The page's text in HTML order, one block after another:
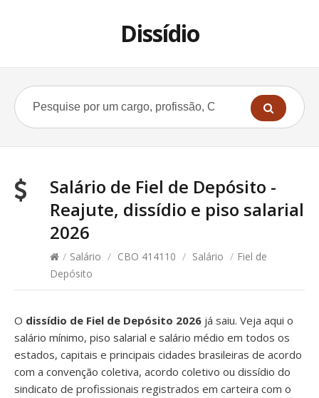
Dissídio
Salário de Fiel de Depósito -
Reajute, dissídio e piso salarial
2026
/ Salário / CBO 414110 / Salário / Fiel de
Depósito
O dissídio de Fiel de Depósito 2026 já saiu. Veja aqui o
salário mínimo, piso salarial e salário médio em todos os
estados, capitais e principais cidades brasileiras de acordo
com a convenção coletiva, acordo coletivo ou dissídio do
sindicato de profissionais registrados em carteira com o